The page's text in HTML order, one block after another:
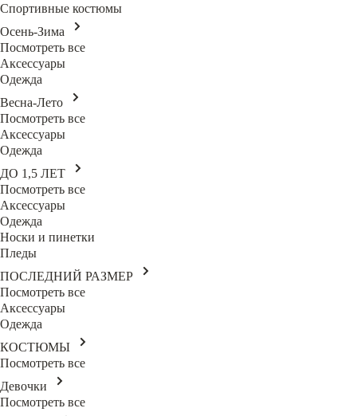
Спортивные костюмы
Осень-Зима
Посмотреть все
Аксессуары
Одежда
Весна-Лето
Посмотреть все
Аксессуары
Одежда
ДО 1,5 ЛЕТ
Посмотреть все
Аксессуары
Одежда
Носки и пинетки
Пледы
ПОСЛЕДНИЙ РАЗМЕР
Посмотреть все
Аксессуары
Одежда
КОСТЮМЫ
Посмотреть все
Девочки
Посмотреть все